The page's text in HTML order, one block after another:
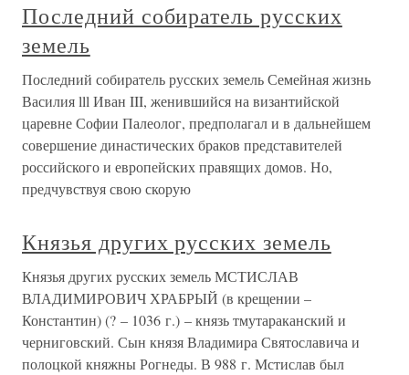
Последний собиратель русских
земель
Последний собиратель русских земель Семейная жизнь
Василия lll Иван III, женившийся на византийской
царевне Софии Палеолог, предполагал и в дальнейшем
совершение династических браков представителей
российского и европейских правящих домов. Но,
предчувствуя свою скорую
Князья других русских земель
Князья других русских земель МСТИСЛАВ
ВЛАДИМИРОВИЧ ХРАБРЫЙ (в крещении –
Константин) (? – 1036 г.) – князь тмутараканский и
черниговский. Сын князя Владимира Святославича и
полоцкой княжны Рогнеды. В 988 г. Мстислав был